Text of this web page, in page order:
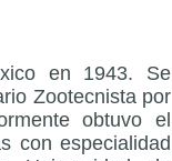
en 1943. Se
Zootecnista por
obtuvo el
con especialidad